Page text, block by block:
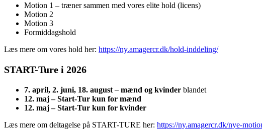
Motion 1 – træner sammen med vores elite hold (licens)
Motion 2
Motion 3
Formiddagshold
Læs mere om vores hold her: https://ny.amagercr.dk/hold-inddeling/
START-Ture i 2026
7. april, 2. juni, 18. august – mænd og kvinder blandet
12. maj – Start-Tur kun for mænd
12. maj – Start-Tur kun for kvinder
Læs mere om deltagelse på START-TURE her: https://ny.amagercr.dk/nye-